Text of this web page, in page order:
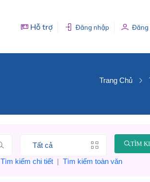
Hỗ trợ Đăng nhập Đăng
Trang Chủ
TÌM
Tìm kiếm chi tiết| Tìm kiếm toàn văn